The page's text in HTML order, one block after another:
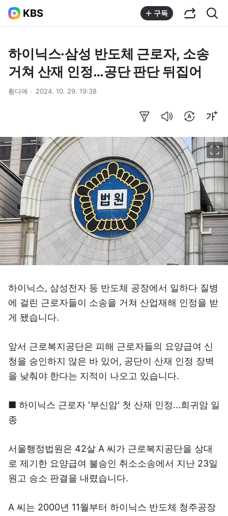
KBS 구독
하이닉스·삼성 반도체 근로자, 소송
거쳐 산재 인정…공단 판단 뒤집어
황다예 2024. 10. 29. 19:38
하이닉스, 삼성전자 등 반도체 공장에서 일하다 질병
에 걸린 근로자들이 소송을 거쳐 산업재해 인정을 받
게 됐습니다.
앞서 근로복지공단은 피해 근로자들의 요양급여 신
청을 승인하지 않은 바 있어, 공단이 산재 인정 장벽
을 낮춰야 한다는 지적이 나오고 있습니다.
■ 하이닉스 근로자 '부신암' 첫 산재 인정...희귀암 일
종
서울행정법원은 42살 A 씨가 근로복지공단을 상대
로 제기한 요양급여 불승인 취소소송에서 지난 23일
원고 승소 판결을 내렸습니다.
A 씨는 2000년 11월부터 하이닉스 반도체 청주공장